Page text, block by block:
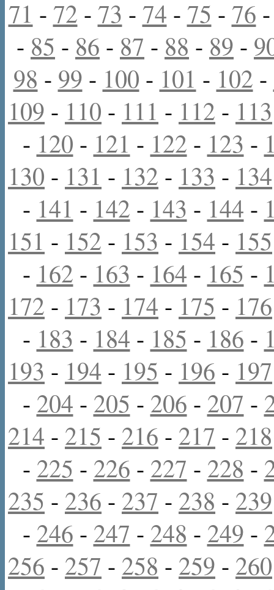
71 - 72 - 73 - 74 - 75 - 76
- 85 - 86 - 87 - 88 - 89 -
98 - 99 - 100 - 101 - 102 -
109 - 110 - 111 - 112 - 113
- 120 - 121 - 122 - 123 -
130 - 131 - 132 - 133 - 134
- 141 - 142 - 143 - 144 -
151 - 152 - 153 - 154 - 155
- 162 - 163 - 164 - 165 -
172 - 173 - 174 - 175 - 176
- 183 - 184 - 185 - 186 -
193 - 194 - 195 - 196 - 197
- 204 - 205 - 206 - 207 -
214 - 215 - 216 - 217 - 218
- 225 - 226 - 227 - 228 -
235 - 236 - 237 - 238 - 239
- 246 - 247 - 248 - 249 -
256 - 257 - 258 - 259 - 260